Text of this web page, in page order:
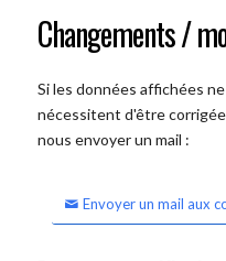
Changements /
Si les données affichées
nécessitent d'être
nous envoyer un mail :
Envoyer un mail aux